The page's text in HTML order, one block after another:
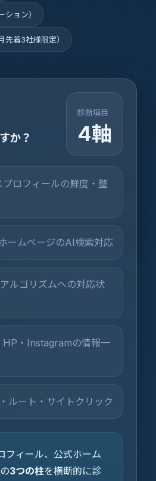
ョン）
着3社様限定）
か？
診断項目
4軸
ロフィールの鮮度・整
ームページのAI検索対応
ルゴリズムへの対応状
HP・Instagramの情報一
ルート・サイトクリック
フィール、公式ホーム
3つの柱を横断的に診